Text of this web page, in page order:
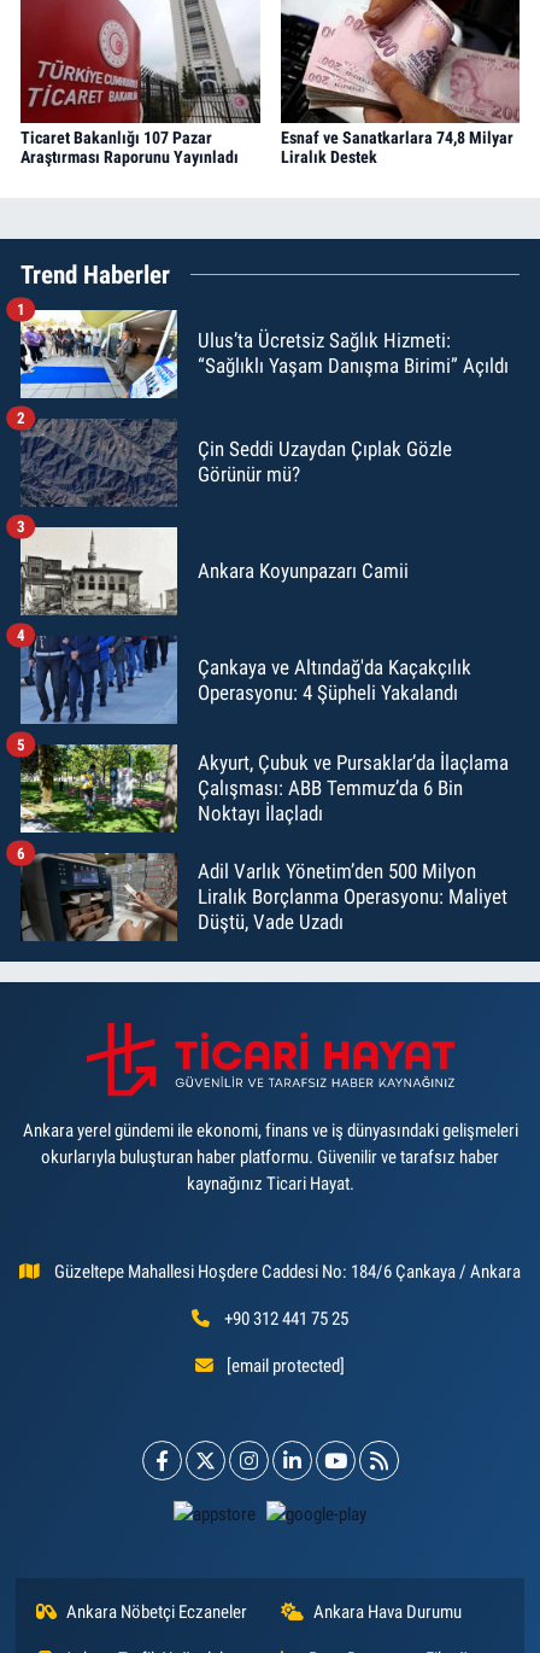
Ticaret Bakanlığı 107 Pazar
Araştırması Raporunu Yayınladı
Esnaf ve Sanatkarlara 74,8 Milyar
Liralık Destek
Trend Haberler
Ulus’ta Ücretsiz Sağlık Hizmeti:
“Sağlıklı Yaşam Danışma Birimi” Açıldı
1
Çin Seddi Uzaydan Çıplak Gözle
Görünür mü?
2
Ankara Koyunpazarı Camii
3
Çankaya ve Altındağ'da Kaçakçılık
Operasyonu: 4 Şüpheli Yakalandı
4
Akyurt, Çubuk ve Pursaklar’da İlaçlama
Çalışması: ABB Temmuz’da 6 Bin
Noktayı İlaçladı
5
Adil Varlık Yönetim’den 500 Milyon
Liralık Borçlanma Operasyonu: Maliyet
Düştü, Vade Uzadı
6
Ankara yerel gündemi ile ekonomi, finans ve iş dünyasındaki gelişmeleri
okurlarıyla buluşturan haber platformu. Güvenilir ve tarafsız haber
kaynağınız Ticari Hayat.
Güzeltepe Mahallesi Hoşdere Caddesi No: 184/6 Çankaya / Ankara
+90 312 441 75 25
[email protected]
Ankara Nöbetçi Eczaneler Ankara Hava Durumu